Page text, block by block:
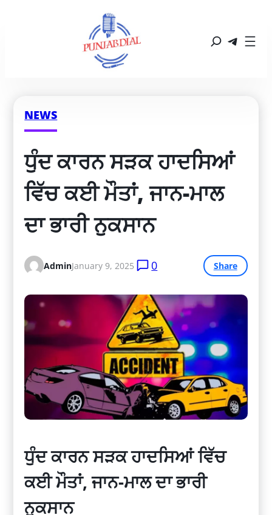
NEWS
ਧੁੰਦ ਕਾਰਨ ਸੜਕ ਹਾਦਸਿਆਂ
ਵਿੱਚ ਕਈ ਮੌਤਾਂ, ਜਾਨ-ਮਾਲ
ਦਾ ਭਾਰੀ ਨੁਕਸਾਨ
AdminJanuary 9, 2025 0 Share
ਧੁੰਦ ਕਾਰਨ ਸੜਕ ਹਾਦਸਿਆਂ ਵਿੱਚ
ਕਈ ਮੌਤਾਂ, ਜਾਨ-ਮਾਲ ਦਾ ਭਾਰੀ
ਨੁਕਸਾਨ